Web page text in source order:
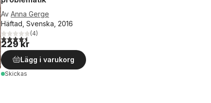
Av Anna Gerge
Häftad, Svenska, 2016
4,5utav 5 stjärnor. Totalt antal röster:
(4)
229 kr
Lägg i varukorg
Skickas